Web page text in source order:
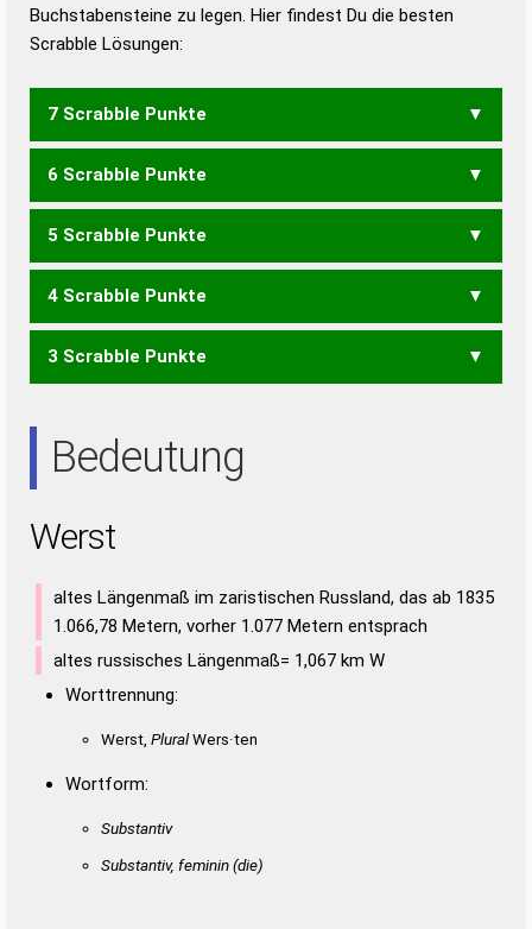
Duden – Deutsches
Buchstabensteine zu legen. Hier findest Du die besten
Scrabble Lösungen:
7 Scrabble Punkte
WERTS
6 Scrabble Punkte
WERT WEST
5 Scrabble Punkte
EWS RWE WES
4 Scrabble Punkte
REST STER
3 Scrabble Punkte
Bedeutung
Werst
altes Längenmaß im zaristischen Russland, das ab 1835
1.066,78 Metern, vorher 1.077 Metern entsprach
altes russisches Längenmaß= 1,067 km W
Worttrennung:
Werst, PluralWers·ten
Wortform:
Substantiv
Substantiv, feminin(die)